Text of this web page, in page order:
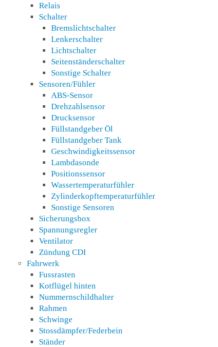
Relais
Schalter
Bremslichtschalter
Lenkerschalter
Lichtschalter
Seitenständerschalter
Sonstige Schalter
Sensoren/Fühler
ABS-Sensor
Drehzahlsensor
Drucksensor
Füllstandgeber Öl
Füllstandgeber Tank
Geschwindigkeitssensor
Lambdasonde
Positionssensor
Wassertemperaturfühler
Zylinderkopftemperaturfühler
Sonstige Sensoren
Sicherungsbox
Spannungsregler
Ventilator
Zündung CDI
Fahrwerk
Fussrasten
Kotflügel hinten
Nummernschildhalter
Rahmen
Schwinge
Stossdämpfer/Federbein
Ständer